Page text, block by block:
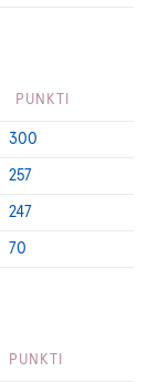
PUNKTI
300
257
247
70
PUNKTI